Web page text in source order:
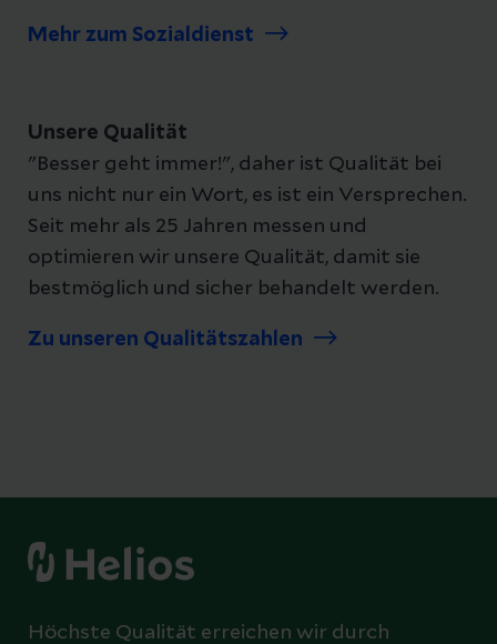
Mehr zum Sozialdienst
Unsere Qualität
"Besser geht immer!", daher ist Qualität bei
uns nicht nur ein Wort, es ist ein Versprechen.
Seit mehr als 25 Jahren messen und
optimieren wir unsere Qualität, damit sie
bestmöglich und sicher behandelt werden.
Zu unseren Qualitätszahlen
Höchste Qualität erreichen wir durch